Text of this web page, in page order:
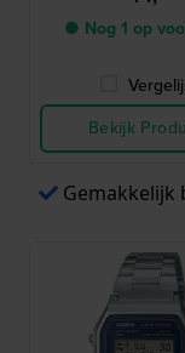
● Nog 1 op
Bekijk
Gemakkelijk